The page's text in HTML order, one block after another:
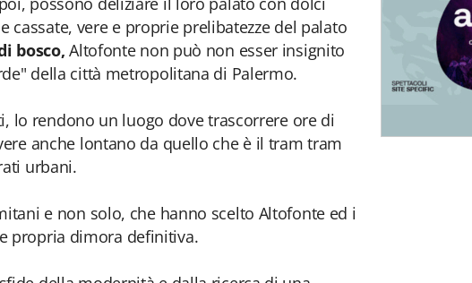
cassate, vere e proprie prelibatezze del palato
bosco,Altofonte non può non esser insignito
della città metropolitana di Palermo.
lo rendono un luogo dove trascorrere ore di
anche lontano da quello che è il tram tram
urbani.
e non solo, che hanno scelto Altofonte ed i
propria dimora definitiva.